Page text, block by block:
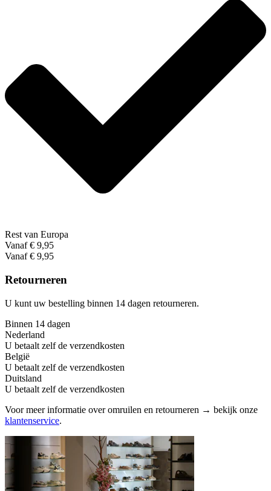
Rest van Europa
Vanaf € 9,95
Vanaf € 9,95
Retourneren
U kunt uw bestelling binnen 14 dagen retourneren.
Binnen 14 dagen
Nederland
U betaalt zelf de verzendkosten
België
U betaalt zelf de verzendkosten
Duitsland
U betaalt zelf de verzendkosten
Voor meer informatie over omruilen en retourneren → bekijk onze
klantenservice.